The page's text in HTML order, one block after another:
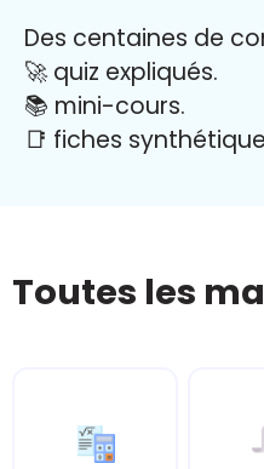
Des centaines de
🚀 quiz expliqués.
📚 mini-cours.
📑 fiches
Toutes les